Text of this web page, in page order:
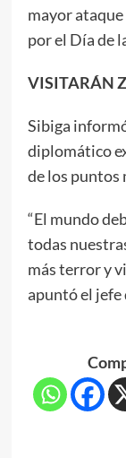
mayor
por el Día de
VISITARÁN
Sibiga
diplomático
de los puntos
“El mundo
todas
más terror y
apuntó el jefe